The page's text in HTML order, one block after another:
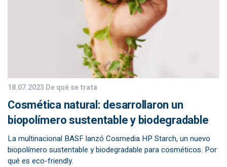
18.07.2023 De qué se trata
Cosmética natural: desarrollaron un
biopolímero sustentable y biodegradable
La multinacional BASF lanzó Cosmedia HP Starch, un nuevo
biopolímero sustentable y biodegradable para cosméticos. Por
qué es eco-friendly.